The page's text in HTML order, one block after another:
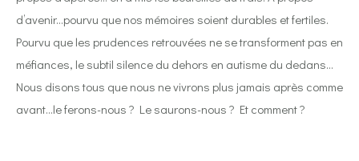
d’avenir…pourvu que nos mémoires soient durables et fertiles.
Pourvu que les prudences retrouvées ne se transforment pas en
méfiances, le subtil silence du dehors en autisme du dedans…
Nous disons tous que nous ne vivrons plus jamais après comme
avant…le ferons-nous ? Le saurons-nous ? Et comment ?